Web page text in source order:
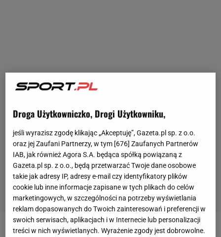
Kszczot biegł w silnie obsadzonym biegu z Davidem
Droga Użytkowniczko, Drogi Użytkowniku,
jeśli wyrazisz zgodę klikając „Akceptuję”, Gazeta.pl sp. z o.o.
oraz jej Zaufani Partnerzy, w tym [676] Zaufanych Partnerów
IAB, jak również Agora S.A. będąca spółką powiązaną z
Gazeta.pl sp. z o.o., będą przetwarzać Twoje dane osobowe
takie jak adresy IP, adresy e-mail czy identyfikatory plików
cookie lub inne informacje zapisane w tych plikach do celów
marketingowych, w szczególności na potrzeby wyświetlania
reklam dopasowanych do Twoich zainteresowań i preferencji w
swoich serwisach, aplikacjach i w Internecie lub personalizacji
treści w nich wyświetlanych. Wyrażenie zgody jest dobrowolne.